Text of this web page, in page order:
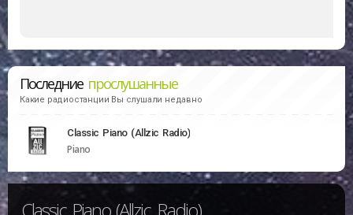
Последние прослушанные
Какие радиостанции Вы слушали недавно
Classic Piano (Allzic Radio)
Piano